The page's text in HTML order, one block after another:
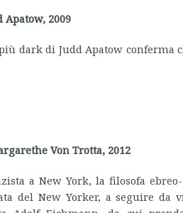
Apatow, 2009
dark di Judd Apatow conferma
Von Trotta, 2012
a New York, la filosofa
del New Yorker, a seguire da